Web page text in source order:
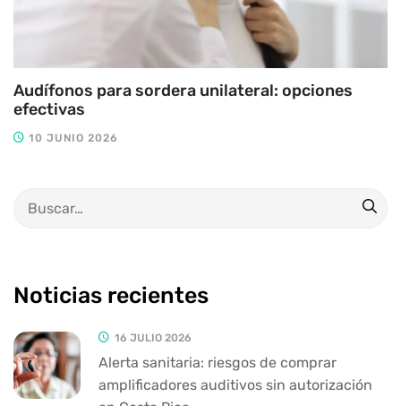
Audífonos para sordera unilateral: opciones
efectivas
10 JUNIO 2026
Noticias recientes
16 JULIO 2026
Alerta sanitaria: riesgos de comprar
amplificadores auditivos sin autorización